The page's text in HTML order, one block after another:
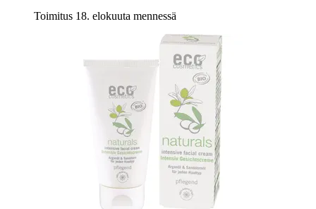
Toimitus 18. elokuuta mennessä